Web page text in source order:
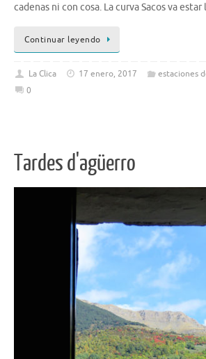
cadenas ni con cosa. La curva Sacos va
Continuar leyendo
La Clica 17 enero, 2017 estaciones
0
Tardes d'agüerro